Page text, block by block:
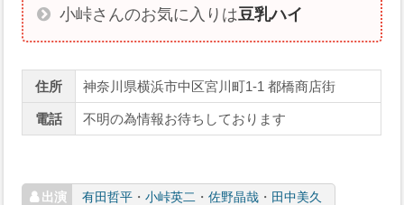
小峠さんのお気に入りは豆乳ハイ
住所 神奈川県横浜市中区宮川町1-1 都橋商店街
電話 不明の為情報お待ちしております
有田哲平・ 小峠英二 ・ 佐野晶哉・ 田中美久